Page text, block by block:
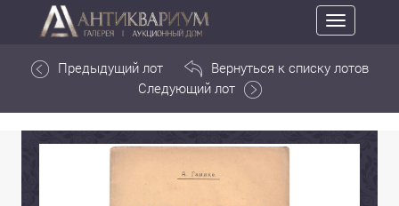
Toggle
navigation
Предыдущий лот
Вернуться к списку лотов
Следующий лот